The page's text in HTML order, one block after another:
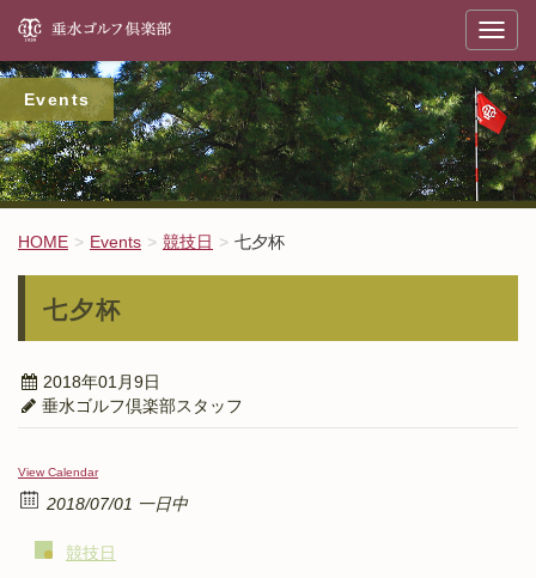
T
g
g
l
e
n
a
v
i
a
n
垂
Events
HOME Events 競技日 七夕杯
七夕杯
2018年01月9日
垂水ゴルフ倶楽部スタッフ
View Calendar
2018/07/01 一日中
競技日